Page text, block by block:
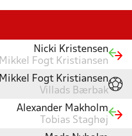
Nicki Kristensen
Mikkel Fogt Kristiansen
Mikkel Fogt Kristiansen
Villads Bærbak
Alexander Makholm
Tobias Staghøj